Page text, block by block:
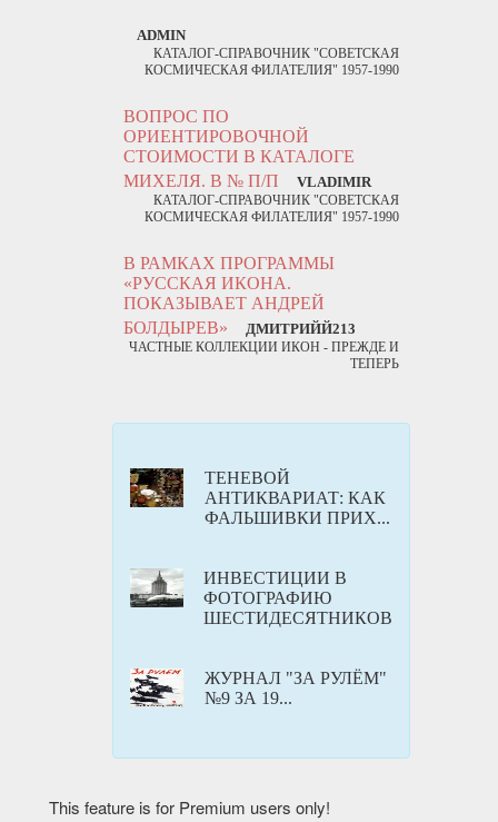
ADMIN
КАТАЛОГ-СПРАВОЧНИК "СОВЕТСКАЯ
КОСМИЧЕСКАЯ ФИЛАТЕЛИЯ" 1957-1990
ВОПРОС ПО
ОРИЕНТИРОВОЧНОЙ
СТОИМОСТИ В КАТАЛОГЕ
МИХЕЛЯ. В № П/П
VLADIMIR
КАТАЛОГ-СПРАВОЧНИК "СОВЕТСКАЯ
КОСМИЧЕСКАЯ ФИЛАТЕЛИЯ" 1957-1990
В РАМКАХ ПРОГРАММЫ
«РУССКАЯ ИКОНА.
ПОКАЗЫВАЕТ АНДРЕЙ
БОЛДЫРЕВ»
ДМИТРИЙЙ213
ЧАСТНЫЕ КОЛЛЕКЦИИ ИКОН - ПРЕЖДЕ И
ТЕПЕРЬ
ТЕНЕВОЙ
АНТИКВАРИАТ: КАК
ФАЛЬШИВКИ ПРИХ...
ИНВЕСТИЦИИ В
ФОТОГРАФИЮ
ШЕСТИДЕСЯТНИКОВ
ЖУРНАЛ "ЗА РУЛЁМ"
№9 ЗА 19...
This feature is for Premium users only!